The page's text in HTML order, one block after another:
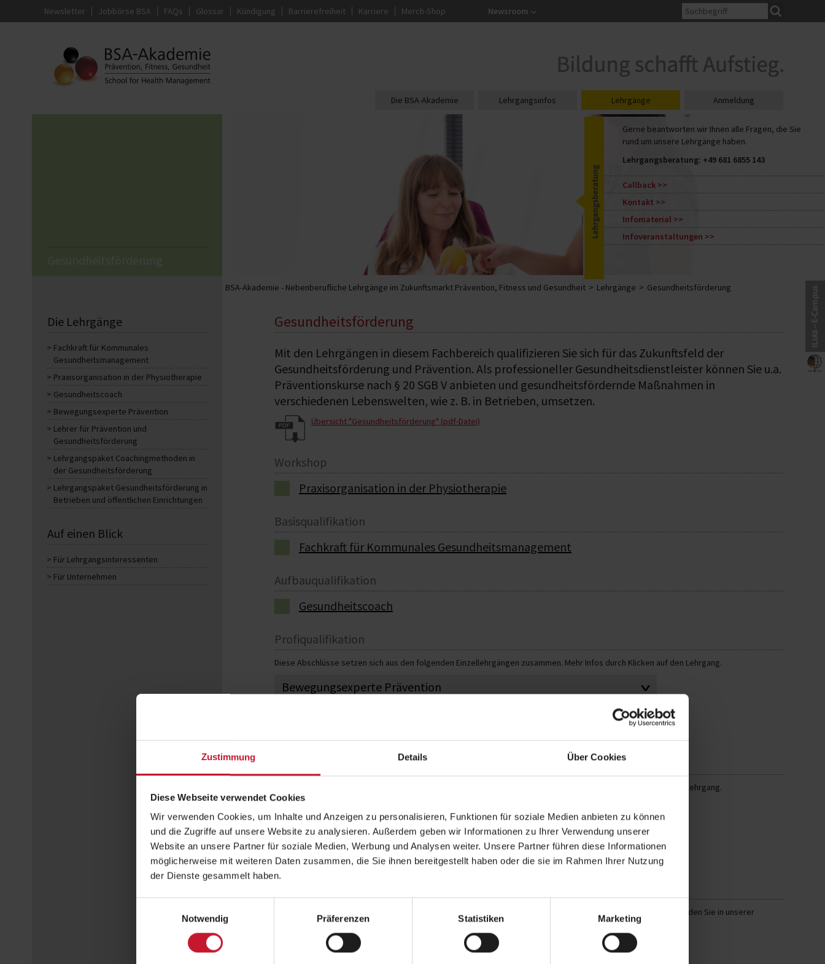
Zustimmung Details Über Cookies
Diese Webseite verwendet Cookies
Wir verwenden Cookies, um Inhalte und Anzeigen zu personalisieren, Funktionen für soziale Medien anbieten zu können
und die Zugriffe auf unsere Website zu analysieren. Außerdem geben wir Informationen zu Ihrer Verwendung unserer
Website an unsere Partner für soziale Medien, Werbung und Analysen weiter. Unsere Partner führen diese Informationen
möglicherweise mit weiteren Daten zusammen, die Sie ihnen bereitgestellt haben oder die sie im Rahmen Ihrer Nutzung
der Dienste gesammelt haben.
Notwendig
Präferenzen Statistiken Marketing
Gerne beantworten wir Ihnen
rund um unsere Lehrgänge
Lehrgangsberatung:
Infoveranstaltungen
Newsletter Jobbörse BSA FAQs Glossar Kündigung Barrierefreiheit Karriere Merch-Shop Newsroom
Die BSA-Akademie Lehrgangsinfos Lehrgänge Anmeldung
Gesundheitsförderung
Die Lehrgänge
Fachkraft für Kommunales
Gesundheitsmanagement
Praxisorganisation in der Physiotherapie
Gesundheitscoach
Bewegungsexperte Prävention
Lehrer für Prävention und
Gesundheitsförderung
Lehrgangspaket Coachingmethoden in
der Gesundheitsförderung
Lehrgangspaket Gesundheitsförderung in
Betrieben und öffentlichen Einrichtungen
Auf einen Blick
Für Lehrgangsinteressenten
Für Unternehmen
BSA-Akademie - Nebenberufliche Lehrgänge im Zukunftsmarkt Prävention, Fitness und Gesundheit Lehrgänge Gesundheitsförderung
Gesundheitsförderung
Mit den Lehrgängen in diesem Fachbereich qualifizieren Sie sich für das Zukunftsfeld der
Gesundheitsförderung und Prävention. Als professioneller Gesundheitsdienstleister können Sie u.a.
Präventionskurse nach § 20 SGB V anbieten und gesundheitsfördernde Maßnahmen in
verschiedenen Lebenswelten, wie z. B. in Betrieben, umsetzen.
Übersicht "Gesundheitsförderung" (pdf-Datei)
Workshop
Praxisorganisation in der Physiotherapie
Basisqualifikation
Fachkraft für Kommunales Gesundheitsmanagement
Aufbauqualifikation
Gesundheitscoach
Profiqualifikation
Diese Abschlüsse setzen sich aus den folgenden Einzellehrgängen zusammen. Mehr Infos durch Klicken auf den Lehrgang.
Bewegungsexperte Prävention
Diese Abschlüsse setzen sich aus den folgenden Einzellehrgängen zusammen. Mehr Infos durch Klicken auf den Lehrgang.
Gesundheitsförderung in Betrieben und öffentlichen Einrichtungen
Coachingmethoden in der Gesundheitsförderung
Um externe Inhalte anzuzeigen, aktivieren Sie bitte Cookies der Kategorie "Marketing". Weitere Informationen finden Sie in unserer
Datenschutzerklärung.